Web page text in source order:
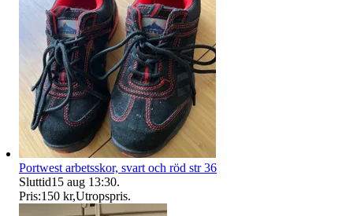
Portwest arbetsskor, svart och röd str 36
Sluttid15 aug 13:30.
Pris:150 kr,Utropspris.